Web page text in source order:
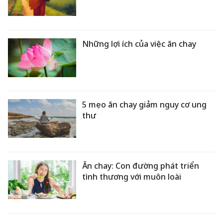
Những lợi ích của việc ăn chay
5 mẹo ăn chay giảm nguy cơ ung
thư
Ăn chay: Con đường phát triển
tình thương với muôn loài